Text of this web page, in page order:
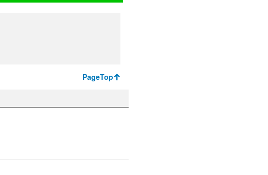
PageTop